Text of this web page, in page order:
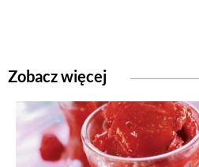
Zobacz więcej